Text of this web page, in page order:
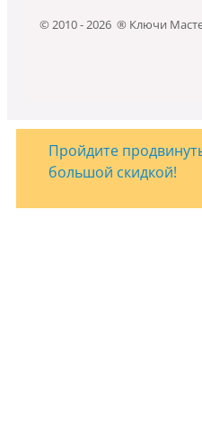
© 2010 - 2026 ® Ключи
Пройдите
большой скидкой!